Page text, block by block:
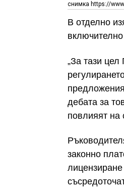
снимка https://
В отделно
„За тази
дебата за
повлияят на
законно